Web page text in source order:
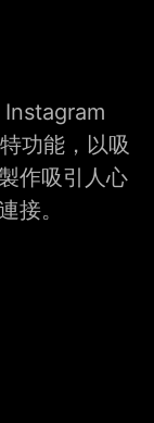
Instagram
功能，以吸
作吸引人心
接。